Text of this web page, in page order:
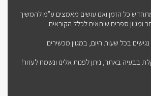
כל הזמן ואנו עושים מאמצים ע"מ להמשיך
ומגוון ספרים שיתאים לכלל הקוראים.
נגישים בכל שעות היום, במגוון מכשירים.
בבעיה באתר, ניתן לפנות אלינו ונשמח לעזור!